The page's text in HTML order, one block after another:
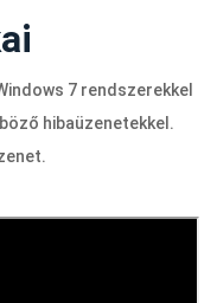
7 rendszerekkel
hibaüzenetekkel.